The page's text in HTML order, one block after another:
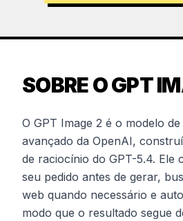
SOBRE O GPT
O GPT Image 2 é o modelo de
avançado da OpenAI,
de raciocínio do GPT-5.4. Ele
seu pedido antes de gerar,
web quando necessário e
modo que o resultado segue